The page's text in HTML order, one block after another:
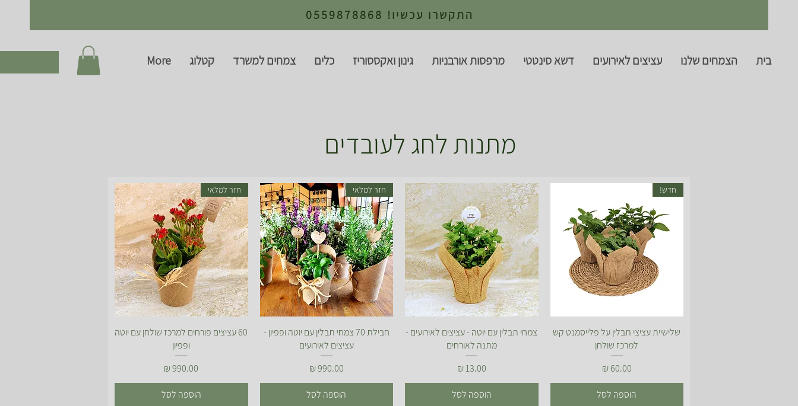
התקשרו עכשיו! 0559878868
בית הצמחים שלנו עציצים לאירועים דשא סינטטי מרפסות אורבניות גינון ואקססוריז כלים צמחים למשרד קטלוג More
מתנות לחג לעובדים
תצוגה מהירה
חדש!
שלישיית עציצי תבלין על פלייסמנט קש
למרכז שולחן
מחיר
הוספה לסל
תצוגה מהירה
צמחי תבלין עם יוטה - עציצים לאירועים -
מתנה לאורחים
מחיר
הוספה לסל
תצוגה מהירה
חזר למלאי
חבילת 70 צמחי תבלין עם יוטה ופפיון -
עציצים לאירועים
מחיר
הוספה לסל
תצוגה מהירה
חזר למלאי
60 עציצים פורחים למרכז שולחן עם יוטה
ופפיון
מחיר
הוספה לסל